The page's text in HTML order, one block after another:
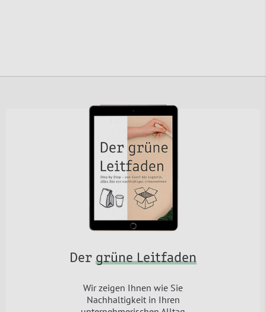
Der grüne Leitfaden
Wir zeigen Ihnen wie Sie
Nachhaltigkeit in Ihren